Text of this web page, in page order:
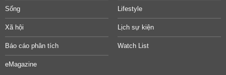
Sống Lifestyle
Xã hội Lịch sự kiện
Báo cáo phân tích Watch List
eMagazine